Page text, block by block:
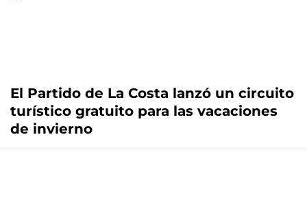
El Partido de La Costa lanzó un circuito
turístico gratuito para las vacaciones
de invierno